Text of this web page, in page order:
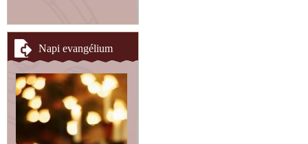
Napi evangélium